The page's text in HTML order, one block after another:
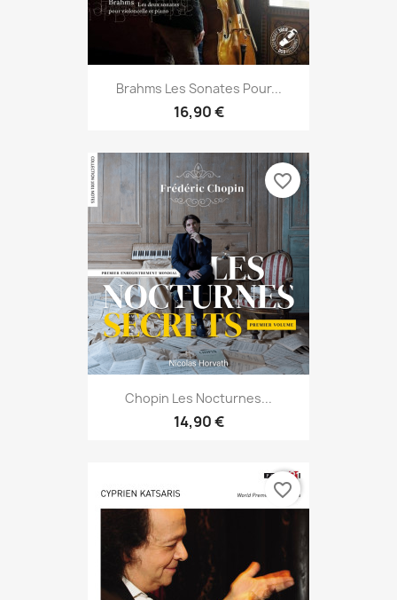
Brahms Les Sonates Pour...
16,90 €
Chopin Les Nocturnes...
14,90 €
favorite_border
favorite_border